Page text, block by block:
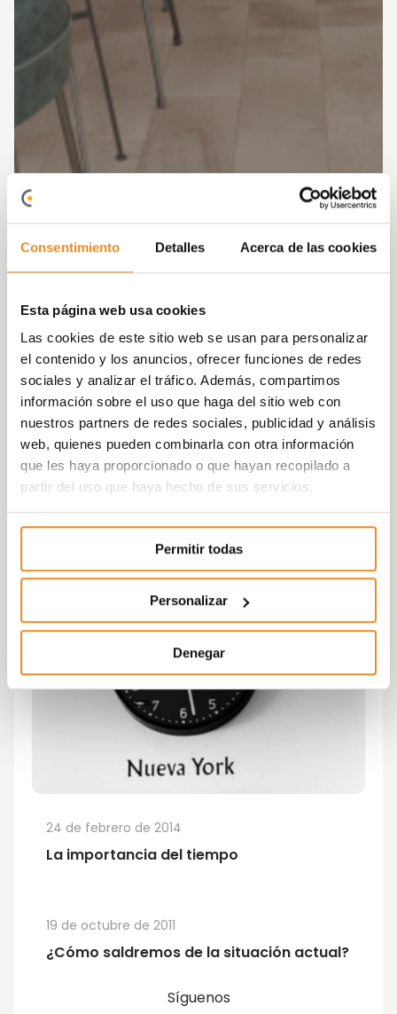
Consentimiento Detalles Acerca de las cookies
Esta página web usa cookies
Las cookies de este sitio web se usan para personalizar
el contenido y los anuncios, ofrecer funciones de redes
sociales y analizar el tráfico. Además, compartimos
información sobre el uso que haga del sitio web con
nuestros partners de redes sociales, publicidad y análisis
web, quienes pueden combinarla con otra información
que les haya proporcionado o que hayan recopilado a
partir del uso que haya hecho de sus servicios.
Permitir todas
Personalizar
Denegar
La importancia del tiempo
24 de febrero de 2014
¿Cómo saldremos de la situación actual?
19 de octubre de 2011
Síguenos